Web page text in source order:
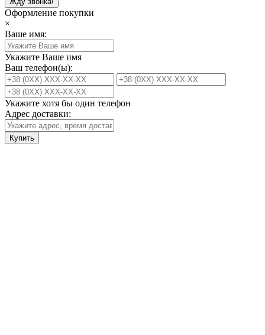
Оформление покупки
×
Ваше имя:
Укажите Ваше имя
Ваш телефон(ы):
Укажите хотя бы один телефон
Адрес доставки:
Купить